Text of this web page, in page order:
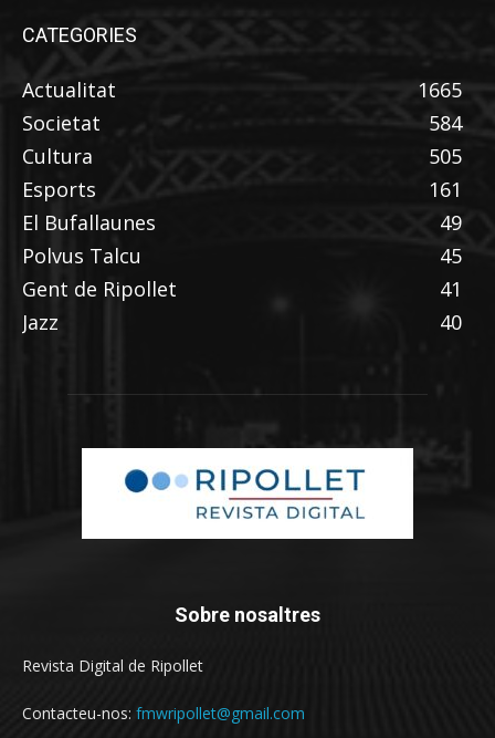
CATEGORIES
Actualitat
1665
Societat
584
Cultura
505
Esports
161
El Bufallaunes
49
Polvus Talcu
45
Gent de Ripollet
41
Jazz
40
Sobre nosaltres
Revista Digital de Ripollet
Contacteu-nos: fmwripollet@gmail.com